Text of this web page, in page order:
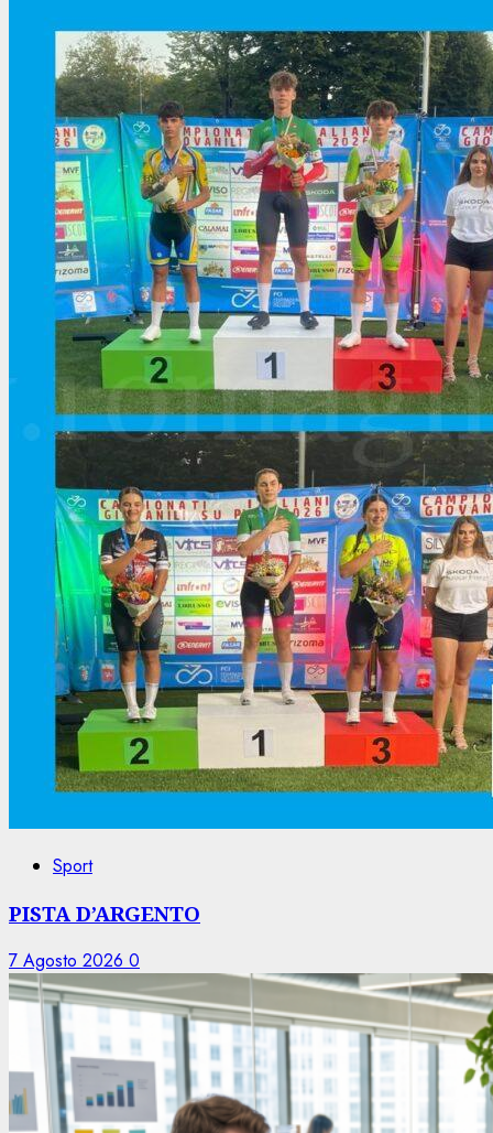
Sport
PISTA D’ARGENTO
7 Agosto 2026 0